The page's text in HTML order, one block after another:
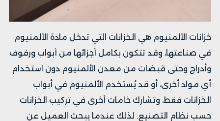
خزانات الألمنيوم هي الخزانات التي تدخل مادة الألمنيوم
في صناعتها، وقد تتكون بكامل أجزائها من أبواب ورفوف
وأدراج وحتى قبضات من معدن الألمنيوم دون استخدام
أي مواد أخرى، أو قد يُستخدم الألمنيوم في أبواب
الخزانات فقط، وتشارك خامات أخرى في تركيب الخزانات
حسب نظام التصنيع. لذلك عندما يبحث العميل عن